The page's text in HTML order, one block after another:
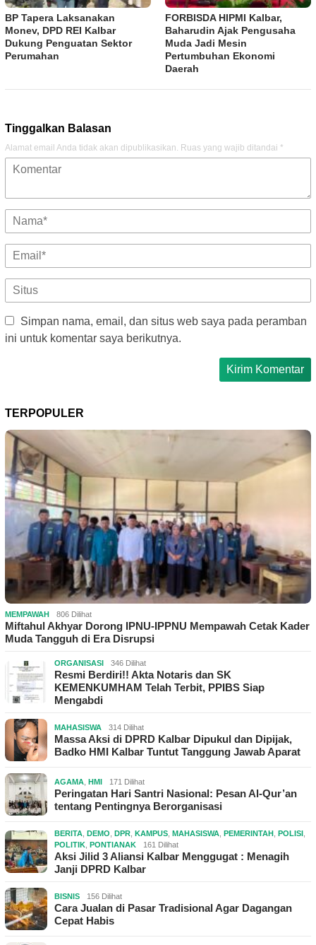
BP Tapera Laksanakan
Monev, DPD REI Kalbar
Dukung Penguatan Sektor
Perumahan
FORBISDA HIPMI Kalbar,
Baharudin Ajak Pengusaha
Muda Jadi Mesin
Pertumbuhan Ekonomi
Daerah
Tinggalkan Balasan
Alamat email Anda tidak akan dipublikasikan. Ruas yang wajib ditandai *
Simpan nama, email, dan situs web saya pada peramban
ini untuk komentar saya berikutnya.
TERPOPULER
MEMPAWAH 806 Dilihat
Miftahul Akhyar Dorong IPNU-IPPNU Mempawah Cetak Kader
Muda Tangguh di Era Disrupsi
ORGANISASI 346 Dilihat
Resmi Berdiri!! Akta Notaris dan SK
KEMENKUMHAM Telah Terbit, PPIBS Siap
Mengabdi
MAHASISWA 314 Dilihat
Massa Aksi di DPRD Kalbar Dipukul dan Dipijak,
Badko HMI Kalbar Tuntut Tanggung Jawab Aparat
AGAMA HMI 171 Dilihat
Peringatan Hari Santri Nasional: Pesan Al-Qur’an
tentang Pentingnya Berorganisasi
BERITA DEMO DPR KAMPUS MAHASISWA PEMERINTAH POLISI
POLITIK PONTIANAK 161 Dilihat
Aksi Jilid 3 Aliansi Kalbar Menggugat : Menagih
Janji DPRD Kalbar
BISNIS 156 Dilihat
Cara Jualan di Pasar Tradisional Agar Dagangan
Cepat Habis